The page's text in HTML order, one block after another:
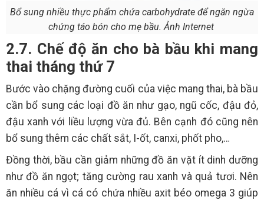
Bổ sung nhiều thực phẩm chứa carbohydrate để ngăn ngừa
chứng táo bón cho mẹ bầu. Ảnh Internet
2.7. Chế độ ăn cho bà bầu khi mang
thai tháng thứ 7
Bước vào chặng đường cuối của việc mang thai, bà bầu
cần bổ sung các loại đồ ăn như gạo, ngũ cốc, đậu đỏ,
đậu xanh với liều lượng vừa đủ. Bên cạnh đó cũng nên
bổ sung thêm các chất sắt, I-ốt, canxi, phốt pho,…
Đồng thời, bầu cần giảm những đồ ăn vặt ít dinh dưỡng
như đồ ăn ngọt; tăng cường rau xanh và quả tươi. Nên
ăn nhiều cá vì cá có chứa nhiều axit béo omega 3 giúp